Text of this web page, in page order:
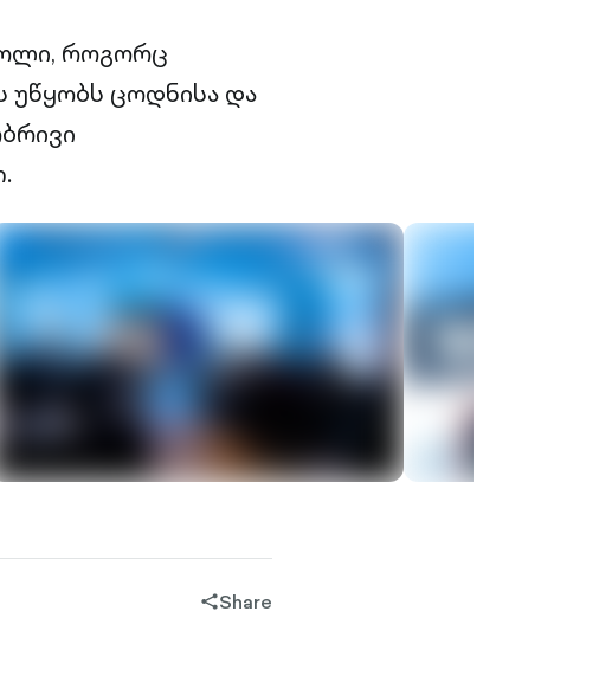
როგორც
უწყობს ცოდნისა და
share-
Share